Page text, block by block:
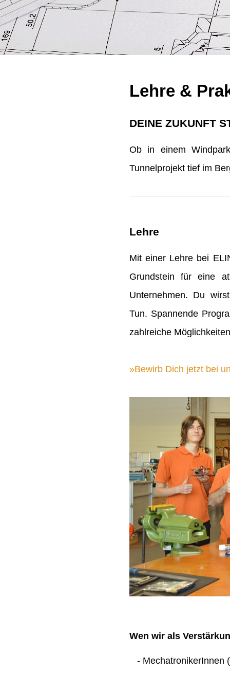
Lehre &
DEINE ZUKUNFT
Ob in einem
Tunnelprojekt tief im
Lehre
Mit einer Lehre bei
Grundstein für eine
Unternehmen. Du
Tun. Spannende
zahlreiche
Bewirb Dich jetzt bei
Wen wir als
- MechatronikerInnen